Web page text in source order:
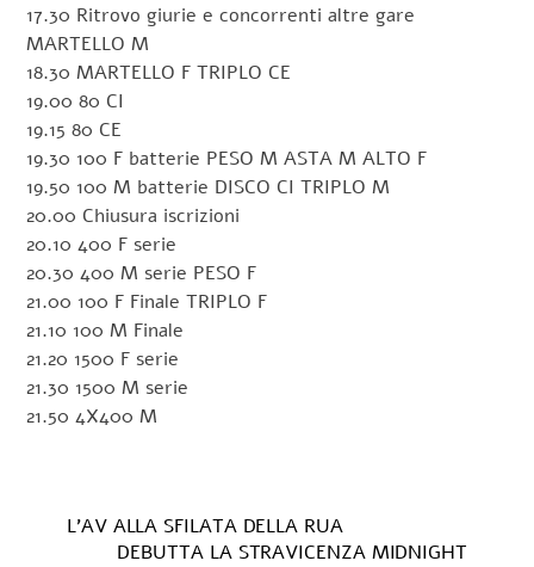
17.30 Ritrovo giurie e concorrenti altre gare
MARTELLO M
18.30 MARTELLO F TRIPLO CE
19.00 80 CI
19.15 80 CE
19.30 100 F batterie PESO M ASTA M ALTO F
19.50 100 M batterie DISCO CI TRIPLO M
20.00 Chiusura iscrizioni
20.10 400 F serie
20.30 400 M serie PESO F
21.00 100 F Finale TRIPLO F
21.10 100 M Finale
21.20 1500 F serie
21.30 1500 M serie
21.50 4X400 M
L’AV ALLA SFILATA DELLA RUA
DEBUTTA LA STRAVICENZA MIDNIGHT